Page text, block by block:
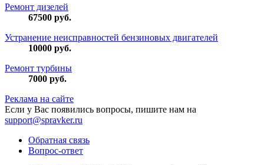
Ремонт дизелей
67500 руб.
Устранение неисправностей бензиновых двигателей
10000 руб.
Ремонт турбины
7000 руб.
Реклама на сайте
Если у Вас появились вопросы, пишите нам на
support@spravker.ru
Обратная связь
Вопрос-ответ